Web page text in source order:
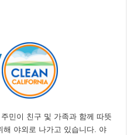
민이 친구 및 가족과 함께 따뜻
해 야외로 나가고 있습니다. 야